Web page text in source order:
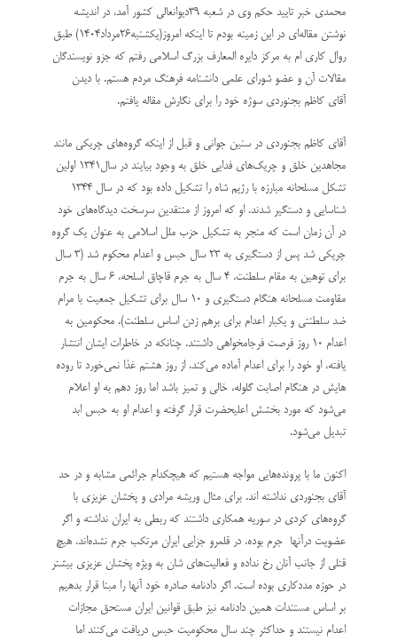
محمدی خبر تایید حکم وی در شعبه ۳۹دیوانعالی کشور آمد، در اندیشه
نوشتن مقاله‌ای در این زمینه بودم تا اینکه امروز(یکشنبه۲۶مرداد۱۴۰۴) طبق
روال کاری ام به مرکز دایره المعارف بزرگ اسلامی رفتم که جزو نویسندگان
مقالات آن و عضو شورای علمی دانشنامه فرهنگ مردم هستم. با دیدن
آقای کاظم بجنوردی سوژه خود را برای نگارش مقاله یافتم.
آقای کاظم بجنوردی در سنین جوانی و قبل از اینکه گروه‌های چریکی مانند
مجاهدین خلق و چریک‌های فدایی خلق به وجود بیایند در سال۱۳۴۱ اولین
تشکل مسلحانه مبارزه با رژیم شاه را تشکیل داده بود که در سال ۱۳۴۴
شناسایی و دستگیر شدند. او که امروز از منتقدین سرسخت دیدگاه‌های خود
در آن زمان است که منجر به تشکیل حزب ملل اسلامی به عنوان یک گروه
چریکی شد پس از دستگیری به ۲۳ سال حبس و اعدام محکوم شد (۳ سال
برای توهین به مقام سلطنت، ۴ سال به جرم قاچاق اسلحه، ۶ سال به جرم
مقا‌ومت مسلحانه هنگام دستگیری و ۱۰ سال برای تشکیل جمعیت با مرام
ضد سلطنتی و یکبار اعدام برای برهم زدن اساس سلطنت). محکومین به
اعدام ۱۰ روز فرصت فرجامخواهی داشتند. چنانکه در خاطرات ایشان انتشار
یافته، او خود را برای اعدام آماده می‌کند. از روز هشتم غذا نمی‌خورد تا روده
هایش در هنگام اصابت گلوله، خالی و تمیز باشد اما روز دهم به او اعلام
می‌شود که مورد بخشش اعلیحضرت قرار گرفته و اعدام او به حبس ابد
تبدیل می‌شود.
اکنون ما با پرونده‌هایی مواجه هستیم که هیچکدام جرائمی مشابه و در حد
آقای بجنوردی نداشته اند. برای مثال وریشه مرادی و پخشان عزیزی با
گروه‌های کردی در سوریه همکاری داشتند که ربطی به ایران نداشته و اگر
عضویت درآنها جرم بوده، در قلمرو جزایی ایران مرتکب جرم نشده‌اند، هیچ
قتلی از جانب آنان رخ نداده و فعالیت‌های شان به ویژه پخشان عزیزی بیشتر
در حوزه مددکاری بوده است. اگر دادنامه صادره خود آنها را مبنا قرار بدهیم
بر اساس مستندات همین دادنامه نیز طبق قوانین ایران مستحق مجازات
اعدام نیستند و حداکثر چند سال محکومیت حبس دریافت می‌کنند اما